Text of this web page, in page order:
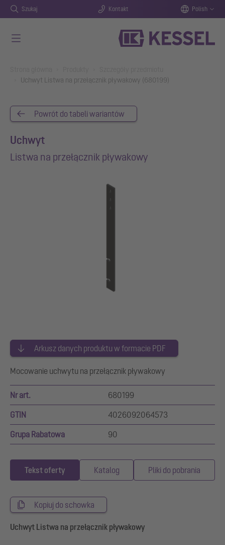
Szukaj Kontakt Polish
Uchwyt Listwa na przełącznik pływakowy (680199)
Powrót do tabeli wariantów
Uchwyt
Listwa na przełącznik pływakowy
Arkusz danych produktu w formacie PDF
Mocowanie uchwytu na przełącznik pływakowy
Nr art. 680199
GTIN 4026092064573
Grupa Rabatowa 90
Tekst oferty Katalog Pliki do pobrania
Kopiuj do schowka
Uchwyt Listwa na przełącznik pływakowy